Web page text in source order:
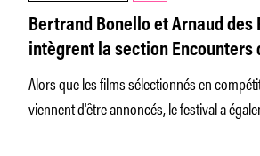
Bertrand Bonello et Arnaud des
intègrent la section Encounters
2022
Alors que les films sélectionnés en
viennent d'être annoncés, le festival a